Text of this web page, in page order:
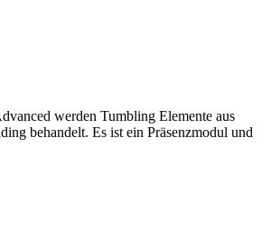
werden Tumbling Elemente aus
behandelt. Es ist ein Präsenzmodul und